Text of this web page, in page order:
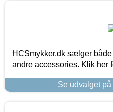
HCSmykker.dk sælger
andre accessories. Klik her
Se udvalget